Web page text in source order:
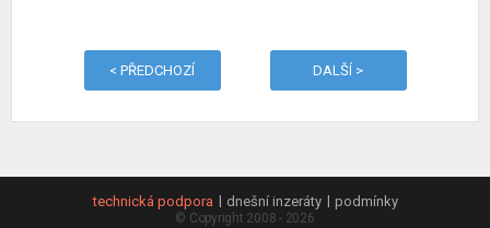
< PŘEDCHOZÍ DALŠÍ >
technická podpora dnešní inzeráty podmínky
© Copyright 2008 - 2026